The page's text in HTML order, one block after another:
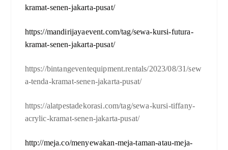
kramat-senen-jakarta-pusat/
https://mandirijayaevent.com/tag/sewa-kursi-futura-
kramat-senen-jakarta-pusat/
https://bintangeventequipment.rentals/2023/08/31/sew
a-tenda-kramat-senen-jakarta-pusat/
https://alatpestadekorasi.com/tag/sewa-kursi-tiffany-
acrylic-kramat-senen-jakarta-pusat/
http://meja.co/menyewakan-meja-taman-atau-meja-